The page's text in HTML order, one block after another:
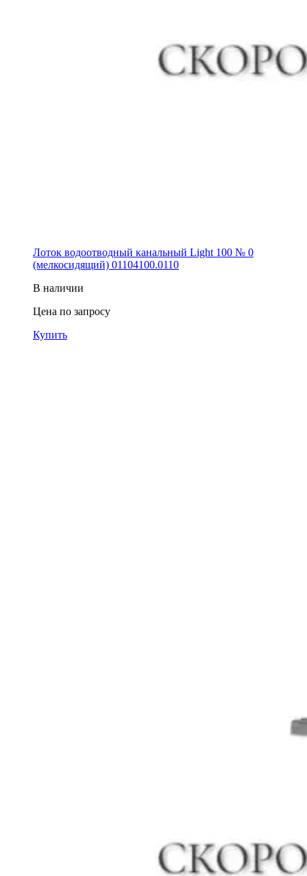
Лоток водоотводный канальный Light 100 № 0
(мелкосидящий) 01104100.0110
В наличии
Цена по запросу
Купить